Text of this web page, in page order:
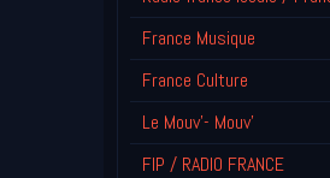
France Musique
France Culture
Le Mouv'- Mouv'
FIP / RADIO FRANCE